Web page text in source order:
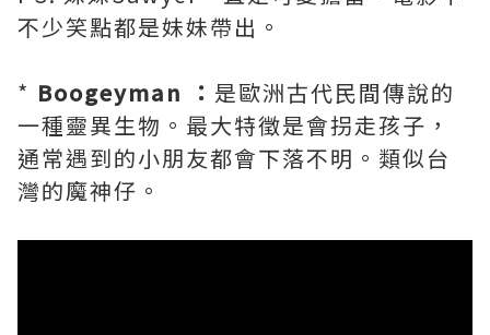
不少笑點都是妹妹帶出。
* Boogeyman ： 是歐洲古代民間傳說的
一種靈異生物。最大特徵是會拐走孩子，
通常遇到的小朋友都會下落不明。類似台
灣的魔神仔。